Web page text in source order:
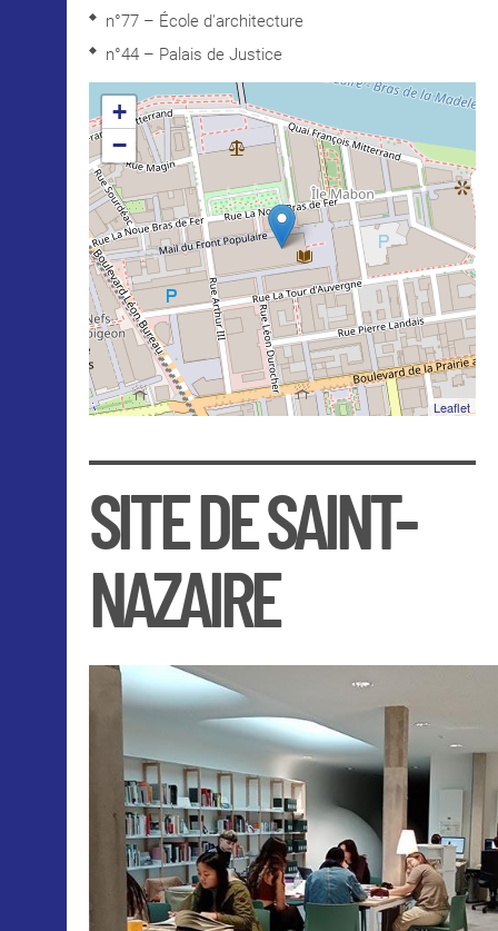
n°77 – École d'architecture
n°44 – Palais de Justice
+
−
Leaflet
SITE DE SAINT-
NAZAIRE